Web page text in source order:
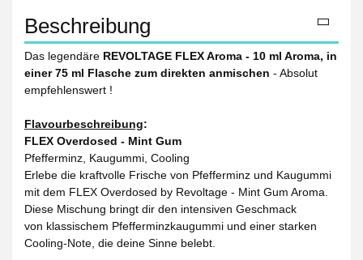
Beschreibung
Das legendäre REVOLTAGE FLEX Aroma - 10 ml Aroma, in
einer 75 ml Flasche zum direkten anmischen - Absolut
empfehlenswert !
Flavourbeschreibung:
FLEX Overdosed - Mint Gum
Pfefferminz, Kaugummi, Cooling
Erlebe die kraftvolle Frische von Pfefferminz und Kaugummi
mit dem FLEX Overdosed by Revoltage - Mint Gum Aroma.
Diese Mischung bringt dir den intensiven Geschmack
von klassischem Pfefferminzkaugummi und einer starken
Cooling-Note, die deine Sinne belebt.